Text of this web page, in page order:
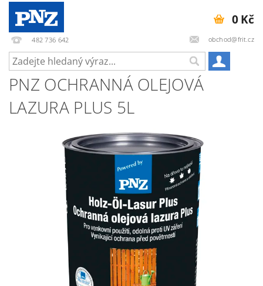
482 736 642 obchod@frit.cz
0 Kč
PNZ OCHRANNÁ OLEJOVÁ
LAZURA PLUS 5L